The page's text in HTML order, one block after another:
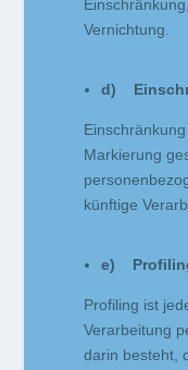
Vernichtung.
d)
Markierung
künftige
e)
Profiling ist
Verarbeitung
darin besteht,